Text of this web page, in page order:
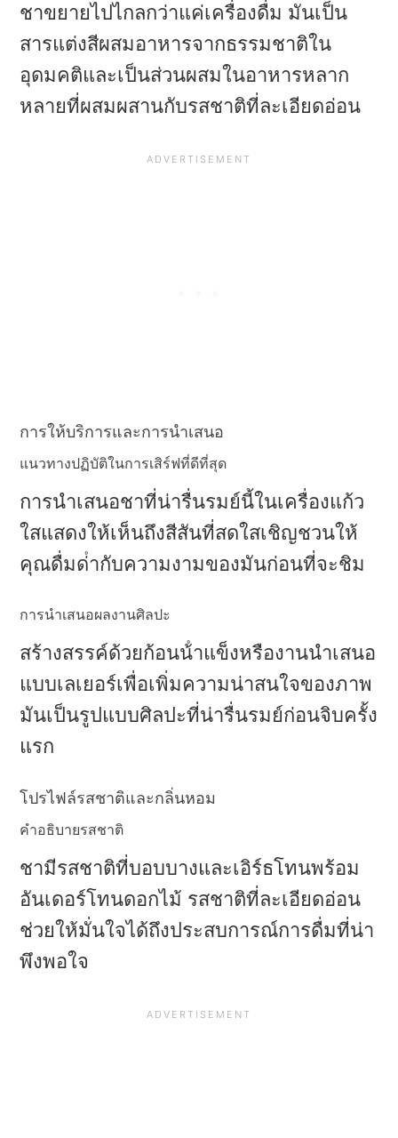
ชาขยายไปไกลกว่าแค่เครื่องดื่ม มันเป็น
สารแต่งสีผสมอาหารจากธรรมชาติใน
อุดมคติและเป็นส่วนผสมในอาหารหลาก
หลายที่ผสมผสานกับรสชาติที่ละเอียดอ่อน
การให้บริการและการนําเสนอ
แนวทางปฏิบัติในการเสิร์ฟที่ดีที่สุด
การนําเสนอชาที่น่ารื่นรมย์นี้ในเครื่องแก้ว
ใสแสดงให้เห็นถึงสีสันที่สดใสเชิญชวนให้
คุณดื่มด่ํากับความงามของมันก่อนที่จะชิม
การนําเสนอผลงานศิลปะ
สร้างสรรค์ด้วยก้อนน้ําแข็งหรืองานนําเสนอ
แบบเลเยอร์เพื่อเพิ่มความน่าสนใจของภาพ
มันเป็นรูปแบบศิลปะที่น่ารื่นรมย์ก่อนจิบครั้ง
แรก
โปรไฟล์รสชาติและกลิ่นหอม
คําอธิบายรสชาติ
ชามีรสชาติที่บอบบางและเอิร์ธโทนพร้อม
อันเดอร์โทนดอกไม้ รสชาติที่ละเอียดอ่อน
ช่วยให้มั่นใจได้ถึงประสบการณ์การดื่มที่น่า
พึงพอใจ